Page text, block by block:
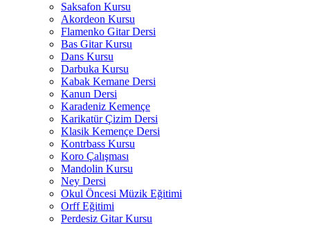
Saksafon Kursu
Akordeon Kursu
Flamenko Gitar Dersi
Bas Gitar Kursu
Dans Kursu
Darbuka Kursu
Kabak Kemane Dersi
Kanun Dersi
Karadeniz Kemençe
Karikatür Çizim Dersi
Klasik Kemençe Dersi
Kontrbass Kursu
Koro Çalışması
Mandolin Kursu
Ney Dersi
Okul Öncesi Müzik Eğitimi
Orff Eğitimi
Perdesiz Gitar Kursu